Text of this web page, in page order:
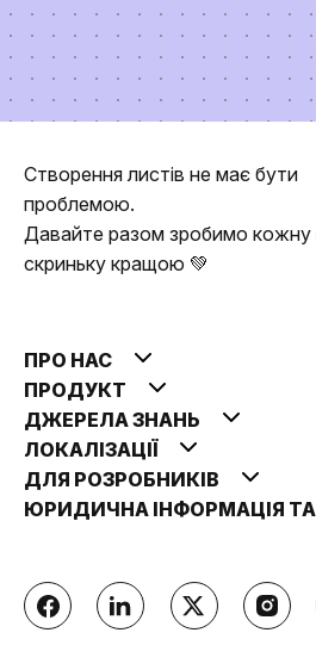
Створення листів не має бути
проблемою.
Давайте разом зробимо
скриньку кращою 💚
ПРО НАС
ПРОДУКТ
ДЖЕРЕЛА ЗНАНЬ
ЛОКАЛІЗАЦІЇ
ДЛЯ РОЗРОБНИКІВ
ЮРИДИЧНА ІНФОРМАЦІЯ ТА